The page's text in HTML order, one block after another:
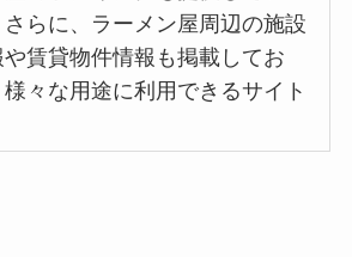
さらに、ラーメン屋周辺の施設
や賃貸物件情報も掲載してお
様々な用途に利用できるサイト